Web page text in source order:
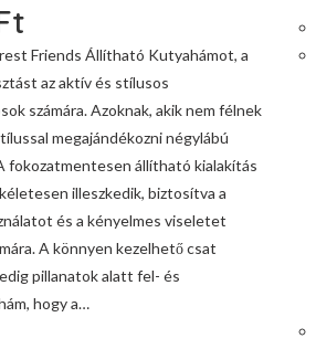
Friends Állítható Kutyahámot, a
az aktív és stílusos
számára. Azoknak, akik nem félnek
megajándékozni négylábú
fokozatmentesen állítható kialakítás
illeszkedik, biztosítva a
és a kényelmes viseletet
A könnyen kezelhető csat
pillanatok alatt fel- és
hogy a…